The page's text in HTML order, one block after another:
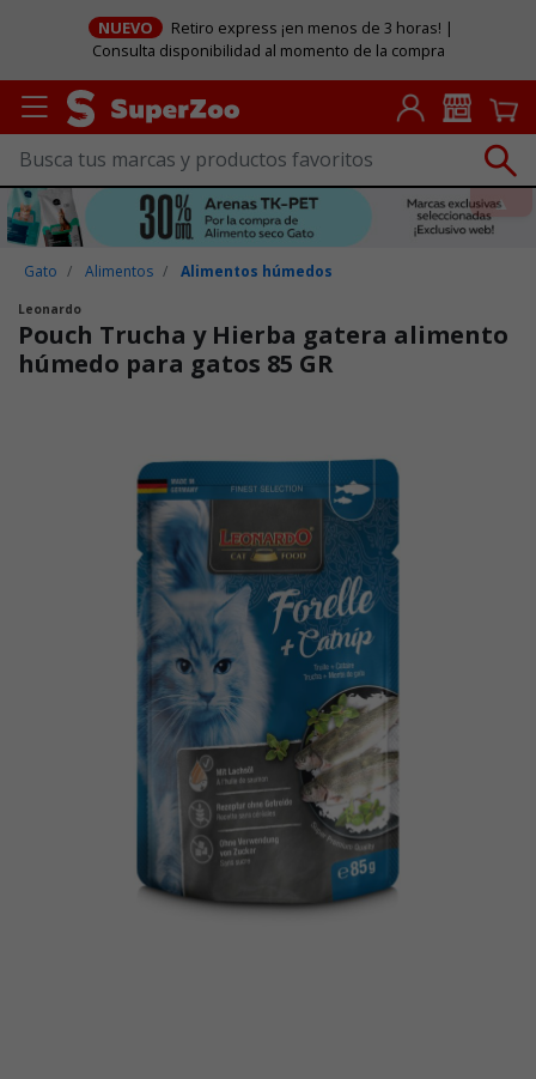
NUEVO
Retiro express ¡en menos de 3 horas! |
Consulta disponibilidad al momento de la compra
Gato Alimentos Alimentos húmedos
Leonardo
Pouch Trucha y Hierba gatera alimento
húmedo para gatos 85 GR